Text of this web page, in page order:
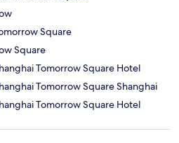
Square
Square
Tomorrow Square Hotel
Tomorrow Square Shanghai
Tomorrow Square Hotel